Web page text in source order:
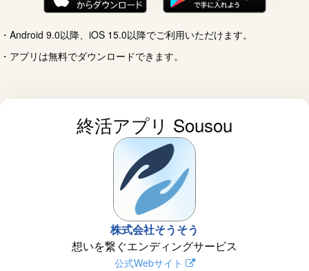
Android 9.0以降、iOS 15.0以降でご利用いただけます。
アプリは無料でダウンロードできます。
終活アプリ Sousou
株式会社そうそう
想いを繋ぐエンディングサービス
公式Webサイト